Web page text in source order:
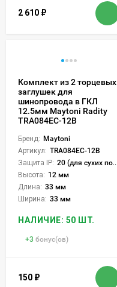
2 610 ₽
Комплект из 2 торцевых
заглушек для
шинопровода в ГКЛ
12.5мм Maytoni Radity
TRA084EC-12B
Бренд: Maytoni
Артикул: TRA084EC-12B
Защита IP: 20 (для сухих пом.)
Высота: 12 мм
Длина: 33 мм
Ширина: 33 мм
НАЛИЧИЕ: 50 ШТ.
+3 бонус(ов)
150 ₽